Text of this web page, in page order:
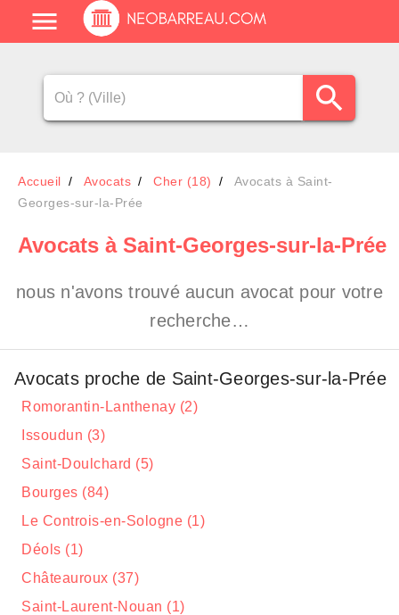
Accueil Avocats Cher (18)
Avocats à Saint-
Georges-sur-la-Prée
Avocats à Saint-Georges-sur-la-Prée
nous n'avons trouvé aucun avocat pour votre
recherche…
Avocats proche de Saint-Georges-sur-la-Prée
Romorantin-Lanthenay (2)
Issoudun (3)
Saint-Doulchard (5)
Bourges (84)
Le Controis-en-Sologne (1)
Déols (1)
Châteauroux (37)
Saint-Laurent-Nouan (1)